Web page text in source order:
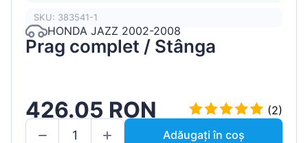
SKU: 383541-1
HONDA JAZZ 2002-2008
Prag complet / Stânga
426.05 RON
(2)
Adăugați în coș